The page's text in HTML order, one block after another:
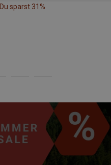
Du sparst 31%